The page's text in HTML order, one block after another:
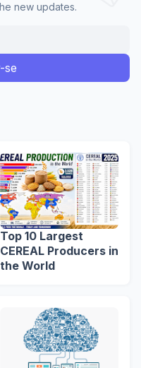
new updates.
Top 10 Largest
CEREAL Producers in
the World